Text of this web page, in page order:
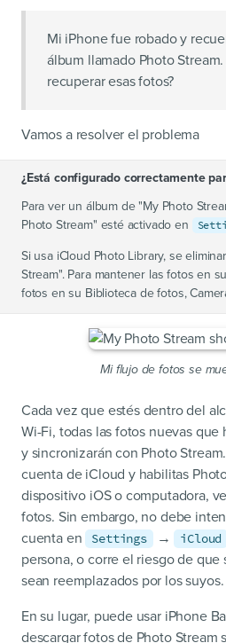
Mi iPhone fue robado y
álbum llamado Photo
recuperar esas fotos?
Vamos a resolver el problema
¿Está configurado correctamente
Para ver un álbum de "My Photo
Photo Stream" esté activado en
Si usa iCloud Photo Library, se
Stream". Para mantener las fotos en
fotos en su Biblioteca de fotos,
Mi flujo de fotos se
Cada vez que estés dentro del
Wi-Fi, todas las fotos nuevas que
y sincronizarán con Photo
cuenta de iCloud y habilitas
dispositivo iOS o computadora,
fotos. Sin embargo, no debe
cuenta en
Settings → iCloud
persona, o corre el riesgo de que
sean reemplazados por los suyos.
En su lugar, puede usar iPhone
descargar fotos de Photo Stream